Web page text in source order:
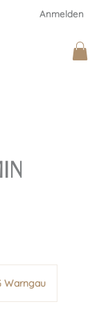
Anmelden
Warngau